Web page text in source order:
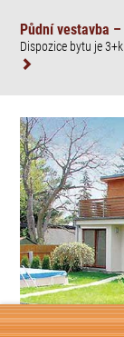
Půdní vestavba
Dispozice bytu je